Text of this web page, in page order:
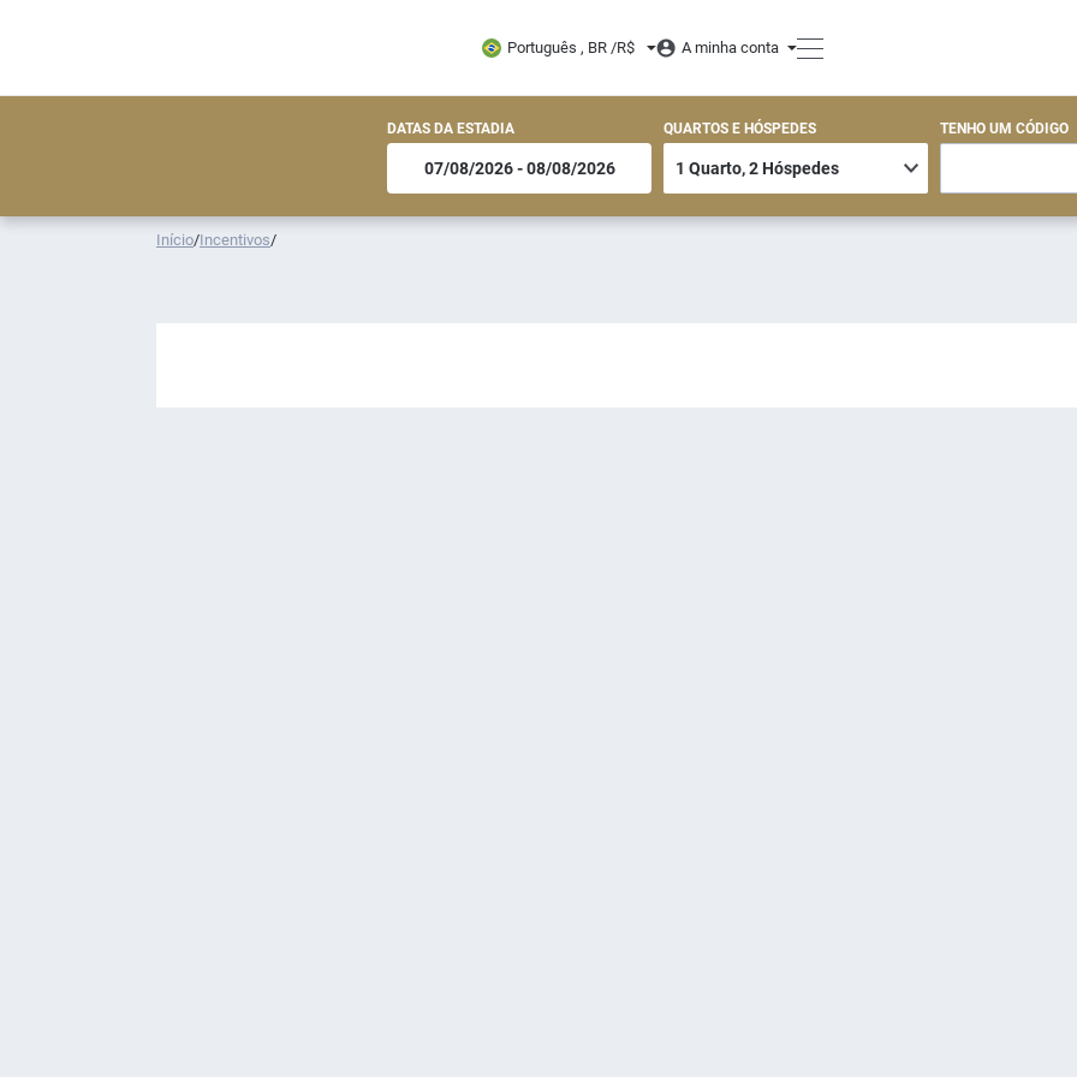
Português , BR /R$ A minha conta
DATAS DA ESTADIA QUARTOS E HÓSPEDES TENHO UM CÓDIGO
Início/Incentivos/